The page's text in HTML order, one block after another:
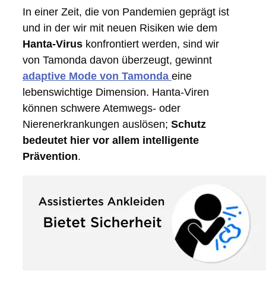
In einer Zeit, die von Pandemien geprägt ist
und in der wir mit neuen Risiken wie dem
Hanta-Virus konfrontiert werden, sind wir
von Tamonda davon überzeugt, gewinnt
adaptive Mode von Tamonda eine
lebenswichtige Dimension. Hanta-Viren
können schwere Atemwegs- oder
Nierenerkrankungen auslösen; Schutz
bedeutet hier vor allem intelligente
Prävention.